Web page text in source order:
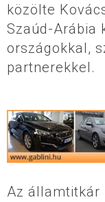
közölte
Szaúd-Arábia
országokkal,
partnerekkel.
Az államtitkár